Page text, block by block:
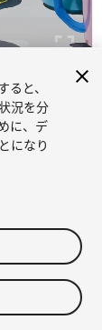
ると、
況を分
に、デ
になり